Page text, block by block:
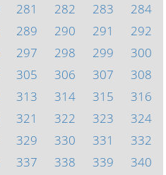
281 282 283
284
289 290 291
292
297 298 299
300
305 306 307
308
313 314 315
316
321 322 323
324
329 330 331
332
337 338 339
340